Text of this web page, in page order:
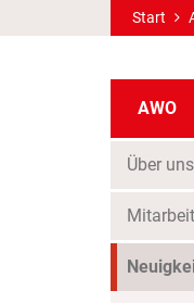
Start
AWO
Über uns
Mitarbeit